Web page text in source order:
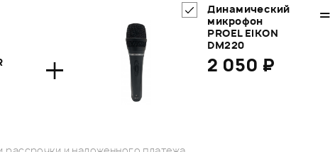
+
Динамический
микрофон
PROEL EIKON
DM220
2 050 ₽
=